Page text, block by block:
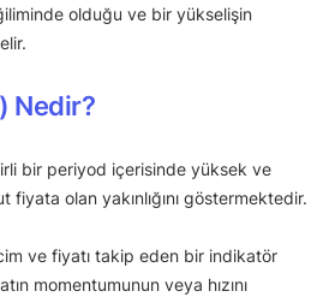
olduğu ve bir yükselişin
Nedir?
bir periyod içerisinde yüksek ve
olan yakınlığını göstermektedir.
ve fiyatı takip eden bir indikatör
momentumunun veya hızını